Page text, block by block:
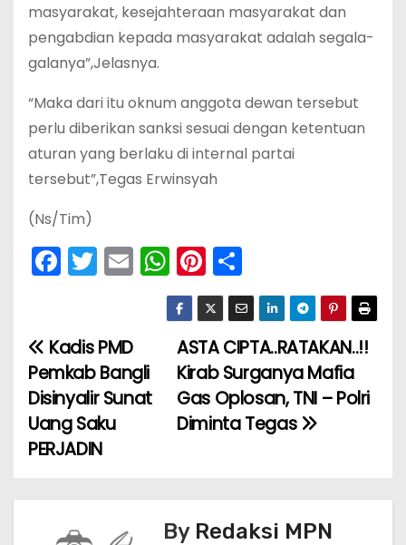
masyarakat, kesejahteraan masyarakat dan
pengabdian kepada masyarakat adalah segala-
galanya”,Jelasnya.
“Maka dari itu oknum anggota dewan tersebut
perlu diberikan sanksi sesuai dengan ketentuan
aturan yang berlaku di internal partai
tersebut”,Tegas Erwinsyah
(Ns/Tim)
F
a
e
b
o
o
k
T
w
er
E
m
W
h
a
ts
A
p
p
Pi
nt
er
e
st
h
ar
e
N
a
v
g
ASTA CIPTA..RATAKAN..!!
Kirab Surganya Mafia
Gas Oplosan, TNI – Polri
Diminta Tegas
Kadis PMD
Pemkab Bangli
Disinyalir Sunat
Uang Saku
PERJADIN
By Redaksi MPN